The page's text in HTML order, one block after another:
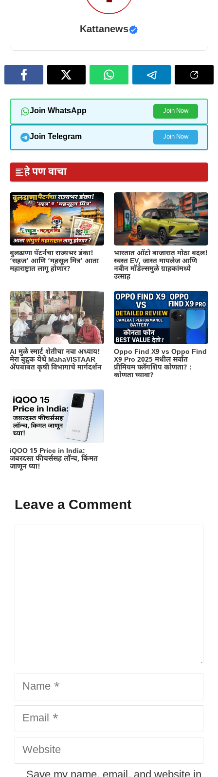
Kattanews
Join WhatsApp Join Now
Join Telegram Join Now
हे पण वाचा
बुलढाणा पॅटर्नचा राज्यभर डंका!
‘सहज’ आणि ‘महसूल मित्र’ आता
महाराष्ट्रात लागू होणार?
भारतात ऑटो बाजारात मोठा बदल!
स्वस्त EV, जास्त मायलेज आणि
नवीन मॉडेल्समुळे ग्राहकांमध्ये
उत्साह
AI मुळे स्मार्ट शेतीचा नवा अध्याय!
मेरा बुद्रुक येथे MahaVISTAAR
ॲपबाबत कृषी विभागाचे मार्गदर्शन
Oppo Find X9 vs Oppo Find
X9 Pro 2025 मधील सर्वात
प्रीमियम फ्लॅगशिप कोणता? :
कोणता घ्यावा?
iQOO 15 Price in India:
जबरदस्त फीचर्ससह लॉन्च, किंमत
जाणून घ्या!
Leave a Comment
Name
Email
Website